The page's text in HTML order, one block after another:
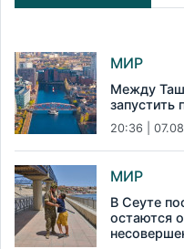
МИР
Между
запустить
20:36 | 07.08
МИР
В Сеуте
остаются